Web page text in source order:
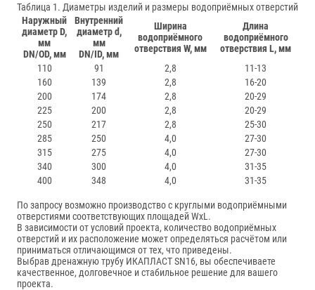
Таблица 1. Диаметры изделий и размеры водоприёмных отверстий
Наружный
диаметр D,
мм
DN/OD, мм
Внутренний
диаметр d,
мм
DN/ID, мм
Ширина
водоприёмного
отверствия W, мм
Длина
водоприёмного
отверствия L, мм
110
91 2,8
11-13
160
139 2,8
16-20
200
174 2,8
20-29
225
200 2,8
20-29
250
217 2,8
25-30
285
250 4,0
27-30
315
275 4,0
27-30
340
300 4,0
31-35
400
348 4,0 31-35
По запросу возможно производство с круглыми водоприёмными
отверстиями соответствующих площадей WхL.
В зависимости от условий проекта, количество водоприёмных
отверстий и их расположение может определяться расчётом или
приниматься отличающимся от тех, что приведены.
Выбрав дренажную трубу ИКАПЛАСТ SN16, вы обеспечиваете
качественное, долговечное и стабильное решение для вашего
проекта.